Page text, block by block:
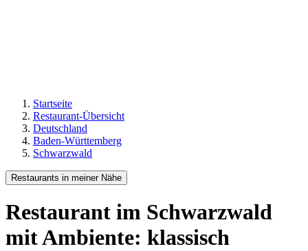
Startseite
Restaurant-Übersicht
Deutschland
Baden-Württemberg
Schwarzwald
Restaurants in meiner Nähe
Restaurant im Schwarzwald
mit Ambiente: klassisch